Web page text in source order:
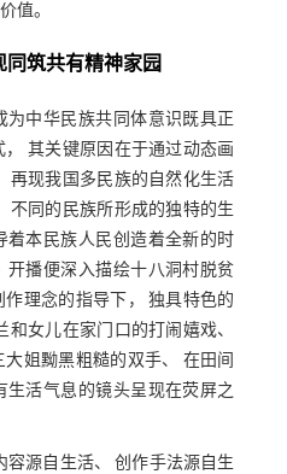
值。
同筑共有精神家园
为中华民族共同体意识既具正
其关键原因在于通过动态画
再现我国多民族的自然化生活
不同的民族所形成的独特的生
着本民族人民创造着全新的时
开播便深入描绘十八洞村脱贫
理念的指导下， 独具特色的
女儿在家门口的打闹嬉戏、
姐黝黑粗糙的双手、 在田间
活气息的镜头呈现在荧屏之
容源自生活、 创作手法源自生